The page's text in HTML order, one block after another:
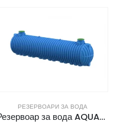
РЕЗЕРВОАРИ ЗА ВОДА
Резервоар за вода AQUAstay 36000